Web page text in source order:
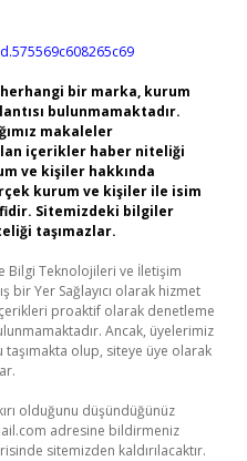
bir marka, kurum
bulunmamaktadır.
makaleler
içerikler haber niteliği
ve kişiler hakkında
kurum ve kişiler ile isim
Sitemizdeki bilgiler
taşımazlar.
Bilgi Teknolojileri ve İletişim
bir Yer Sağlayıcı olarak hizmet
proaktif olarak denetleme
Ancak, üyelerimiz
olup, siteye üye olarak
olduğunu düşündüğünüz
adresine bildirmeniz
sitemizden kaldırılacaktır.